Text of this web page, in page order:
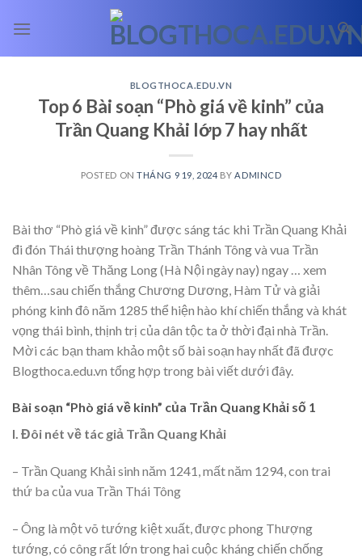
BLOGTHOCA.EDU.VN
Top 6 Bài soạn “Phò giá về kinh” của
Trần Quang Khải lớp 7 hay nhất
POSTED ONTHÁNG 9 19, 2024 BY ADMINCD
Bài thơ “Phò giá về kinh” được sáng tác khi Trần Quang Khải
đi đón Thái thượng hoàng Trần Thánh Tông và vua Trần
Nhân Tông về Thăng Long (Hà Nội ngày nay) ngay
… xem
thêm… sau chiến thắng Chương Dương, Hàm Tử và giải
phóng kinh đô năm 1285 thể hiện hào khí chiến thắng và khát
vọng thái bình, thịnh trị của dân tộc ta ở thời đại nhà Trần.
Mời các bạn tham khảo một số bài soạn hay nhất đã được
Blogthoca.edu.vn tổng hợp trong bài viết dưới đây.
Bài soạn “Phò giá về kinh” của Trần Quang Khải số 1
I. Đôi nét về tác giả Trần Quang Khải
– Trần Quang Khải sinh năm 1241, mất năm 1294, con trai
thứ ba của vua Trần Thái Tông
– Ông là một võ tướng kiệt xuất, được phong Thượng
tướng, có công rất lớn trong hai cuộc kháng chiến chống